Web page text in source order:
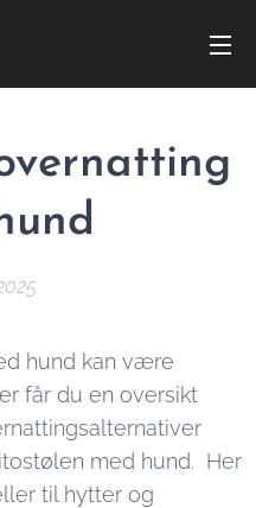
hund kan være
får du en oversikt
med hund. Her
til hytter og